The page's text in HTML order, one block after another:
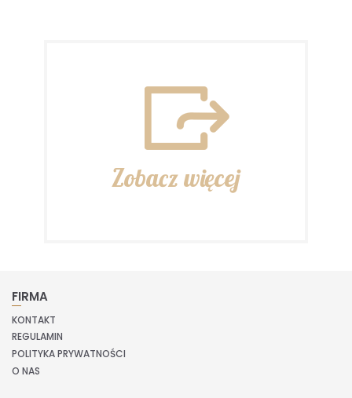
Zobacz więcej
FIRMA
KONTAKT
REGULAMIN
POLITYKA PRYWATNOŚCI
O NAS